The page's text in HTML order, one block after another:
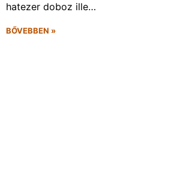
hatezer doboz ille…
BŐVEBBEN »